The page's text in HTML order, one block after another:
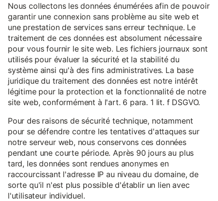
Nous collectons les données énumérées afin de pouvoir
garantir une connexion sans problème au site web et
une prestation de services sans erreur technique. Le
traitement de ces données est absolument nécessaire
pour vous fournir le site web. Les fichiers journaux sont
utilisés pour évaluer la sécurité et la stabilité du
système ainsi qu'à des fins administratives. La base
juridique du traitement des données est notre intérêt
légitime pour la protection et la fonctionnalité de notre
site web, conformément à l'art. 6 para. 1 lit. f DSGVO.
Pour des raisons de sécurité technique, notamment
pour se défendre contre les tentatives d'attaques sur
notre serveur web, nous conservons ces données
pendant une courte période. Après 90 jours au plus
tard, les données sont rendues anonymes en
raccourcissant l'adresse IP au niveau du domaine, de
sorte qu'il n'est plus possible d'établir un lien avec
l'utilisateur individuel.